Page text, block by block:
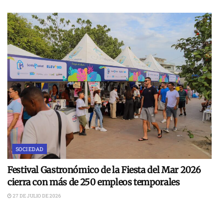
SOCIEDAD
Festival Gastronómico de la Fiesta del Mar 2026
cierra con más de 250 empleos temporales
27 DE JULIO DE 2026